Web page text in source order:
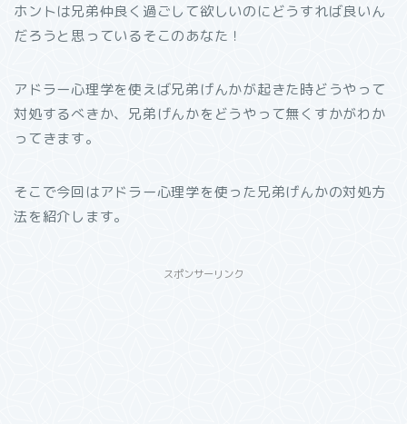
ホントは兄弟仲良く過ごして欲しいのにどうすれば良いん
だろうと思っているそこのあなた！
アドラー心理学を使えば兄弟げんかが起きた時どうやって
対処するべきか、兄弟げんかをどうやって無くすかがわか
ってきます。
そこで今回はアドラー心理学を使った兄弟げんかの対処方
法を紹介します。
スポンサーリンク